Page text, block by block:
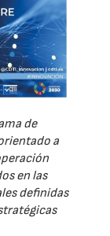
de
a
en las
definidas